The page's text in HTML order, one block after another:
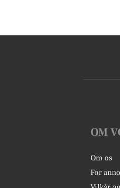
OM
Om os
For